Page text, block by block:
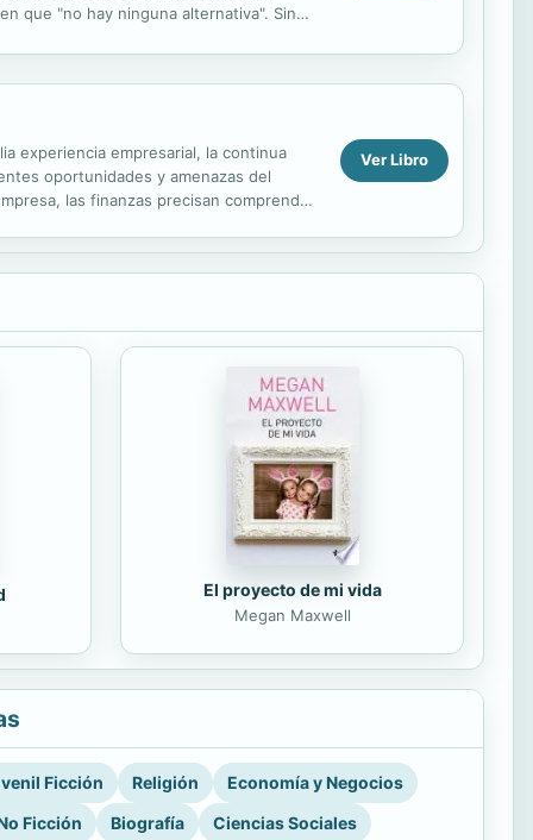
que "no hay ninguna alternativa". Sin
experiencia empresarial, la continua
oportunidades y amenazas del
las finanzas precisan comprender
Ver Libro
El proyecto de mi vida
Megan Maxwell
Ficción Religión
Economía y Negocios
Ficción
Biografía Ciencias Sociales